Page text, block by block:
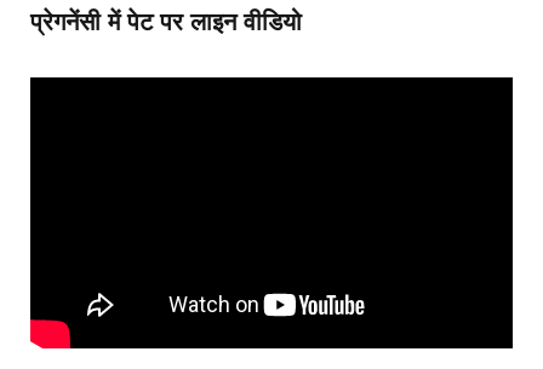
प्रेगनेंसी में पेट पर लाइन वीडियो